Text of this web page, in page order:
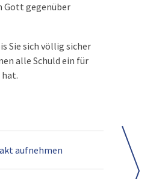
Gott gegenüber
Sie sich völlig sicher
alle Schuld ein für
aufnehmen